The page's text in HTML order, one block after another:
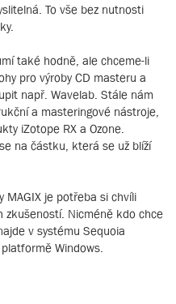
To vše bez nutnosti
také hodně, ale chceme-li
pro výroby CD masteru a
např. Wavelab. Stále nám
a masteringové nástroje,
iZotope RX a Ozone.
na částku, která se už blíží
MAGIX je potřeba si chvíli
zkušeností. Nicméně kdo chce
v systému Sequoia
Windows.